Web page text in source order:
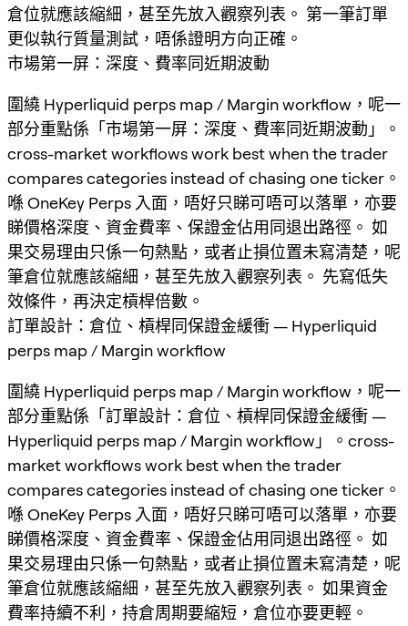
倉位就應該縮細，甚至先放入觀察列表。 第一筆訂單
更似執行質量測試，唔係證明方向正確。
市場第一屏：深度、費率同近期波動
圍繞 Hyperliquid perps map / Margin workflow，呢一
部分重點係「市場第一屏：深度、費率同近期波動」。
cross-market workflows work best when the trader
compares categories instead of chasing one ticker。
喺 OneKey Perps 入面，唔好只睇可唔可以落單，亦要
睇價格深度、資金費率、保證金佔用同退出路徑。 如
果交易理由只係一句熱點，或者止損位置未寫清楚，呢
筆倉位就應該縮細，甚至先放入觀察列表。 先寫低失
效條件，再決定槓桿倍數。
訂單設計：倉位、槓桿同保證金緩衝 — Hyperliquid
perps map / Margin workflow
圍繞 Hyperliquid perps map / Margin workflow，呢一
部分重點係「訂單設計：倉位、槓桿同保證金緩衝 —
Hyperliquid perps map / Margin workflow」。cross-
market workflows work best when the trader
compares categories instead of chasing one ticker。
喺 OneKey Perps 入面，唔好只睇可唔可以落單，亦要
睇價格深度、資金費率、保證金佔用同退出路徑。 如
果交易理由只係一句熱點，或者止損位置未寫清楚，呢
筆倉位就應該縮細，甚至先放入觀察列表。 如果資金
費率持續不利，持倉周期要縮短，倉位亦要更輕。